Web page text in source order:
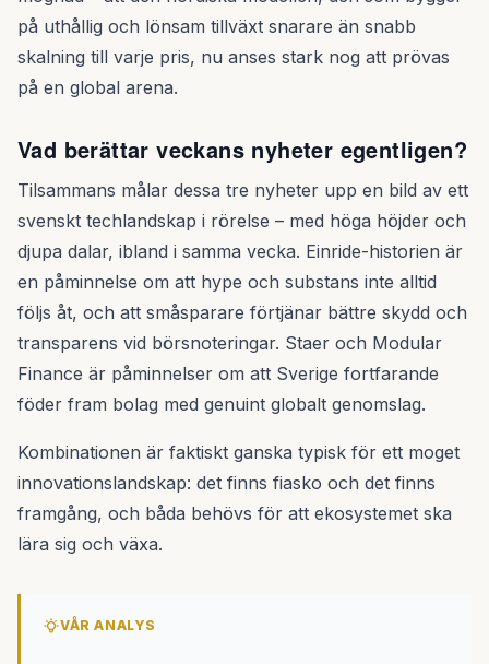
på uthållig och lönsam tillväxt snarare än snabb
skalning till varje pris, nu anses stark nog att prövas
på en global arena.
Vad berättar veckans nyheter egentligen?
Tilsammans målar dessa tre nyheter upp en bild av ett
svenskt techlandskap i rörelse – med höga höjder och
djupa dalar, ibland i samma vecka. Einride-historien är
en påminnelse om att hype och substans inte alltid
följs åt, och att småsparare förtjänar bättre skydd och
transparens vid börsnoteringar. Staer och Modular
Finance är påminnelser om att Sverige fortfarande
föder fram bolag med genuint globalt genomslag.
Kombinationen är faktiskt ganska typisk för ett moget
innovationslandskap: det finns fiasko och det finns
framgång, och båda behövs för att ekosystemet ska
lära sig och växa.
VÅR ANALYS